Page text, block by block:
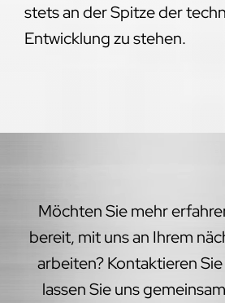
stets an der Spitze der
Entwicklung zu stehen.
Möchten Sie mehr
bereit, mit uns an Ihrem
arbeiten? Kontaktieren
lassen Sie uns